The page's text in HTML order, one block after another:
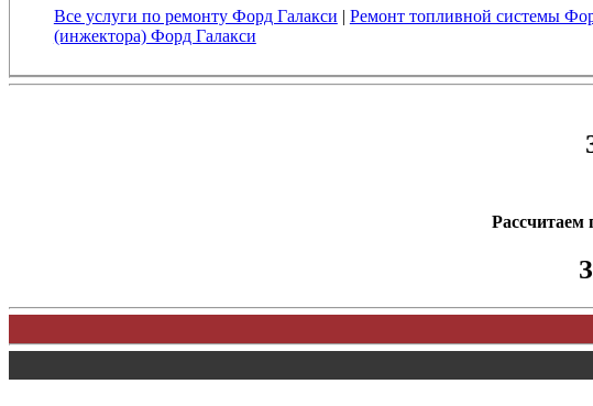
Все услуги по ремонту Форд Галакси | Ремонт топливной системы
(инжектора) Форд Галакси
Рассчитаем